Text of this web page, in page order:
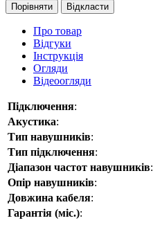
Порівняти Відкласти
Про товар
Відгуки
Інструкція
Огляди
Відеоогляди
Підключення:
Акустика:
Тип навушників:
Тип підключення:
Діапазон частот навушників:
Опір навушників:
Довжина кабеля:
Гарантія (міс.):